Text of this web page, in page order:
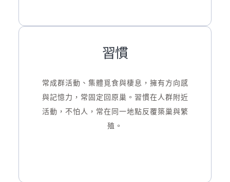
習慣
常成群活動、集體覓食與棲息，擁有方向感
與記憶力，常固定回原巢。習慣在人群附近
活動，不怕人，常在同一地點反覆築巢與繁
殖。